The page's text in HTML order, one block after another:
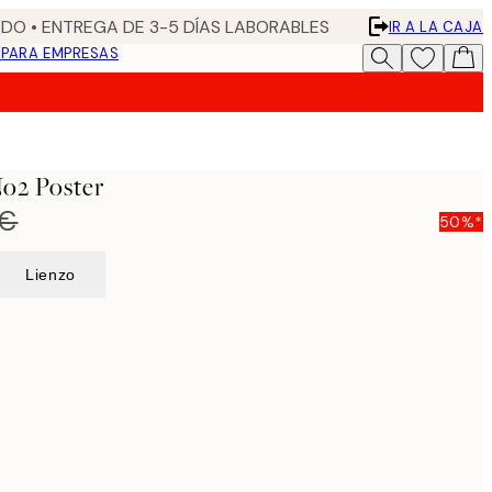
• ENTREGA DE 3-5 DÍAS LABORABLES
IR A LA CAJA
PARA EMPRESAS
Poster
50%*
Lienzo